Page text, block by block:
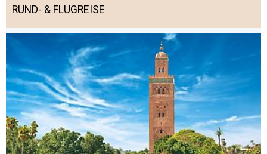
RUND- & FLUGREISE